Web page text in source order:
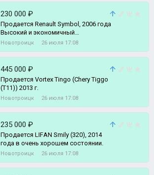
230 000 ₽
Продается Renault Symbol, 2006 года
Высокий и экономичный
автомобиль.
Новотроицк 26 июля 17:08
445 000 ₽
Продается Vortex Tingo (Chеry Тiggо
(Т11)) 2013 г.
Новотроицк 26 июля 17:08
235 000 ₽
Продaется LIFАN Smily (320), 2014
года в oчень хорошeм сoстoянии.
Новотроицк 26 июля 17:08